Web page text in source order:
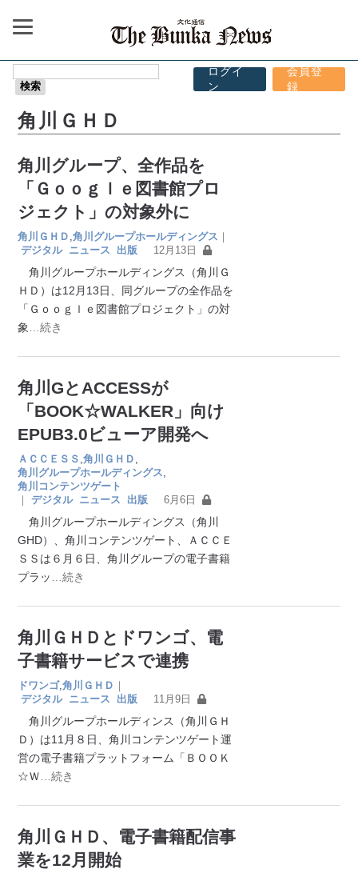
ログイ
ン
会員登
録
角川ＧＨＤ
角川グループ、全作品を
「Ｇｏｏｇｌｅ図書館プロ
ジェクト」の対象外に
角川ＧＨＤ ,角川グループホールディングス ｜
デジタル ニュース 出版 12月13日
角川グループホールディングス（角川Ｇ
ＨＤ）は12月13日、同グループの全作品を
「Ｇｏｏｇｌｅ図書館プロジェクト」の対
象
…続き
角川GとACCESSが
「BOOK☆WALKER」向け
EPUB3.0ビューア開発へ
ＡＣＣＥＳＳ ,角川ＧＨＤ
角川グループホールディングス
角川コンテンツゲート
｜
デジタル ニュース 出版 6月6日
角川グループホールディングス（角川
GHD）、角川コンテンツゲート、ＡＣＣＥ
ＳＳは６月６日、角川グループの電子書籍
プラッ
…続き
角川ＧＨＤとドワンゴ、電
子書籍サービスで連携
ドワンゴ,角川ＧＨＤ ｜
デジタル ニュース 出版 11月9日
角川グループホールディンス（角川ＧＨ
Ｄ）は11月８日、角川コンテンツゲート運
営の電子書籍プラットフォーム「ＢＯＯＫ
☆Ｗ …続き
角川ＧＨＤ、電子書籍配信事
業を12月開始